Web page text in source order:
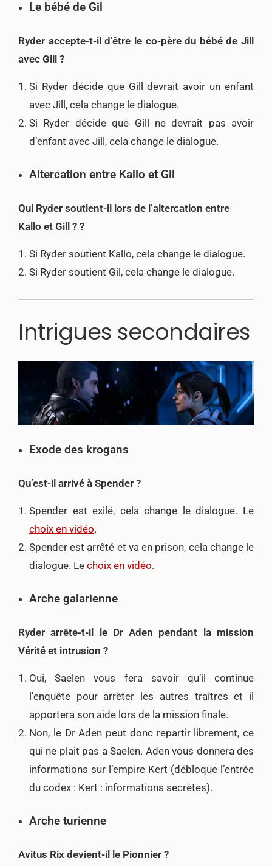
Le bébé de Gil
Ryder accepte-t-il d’être le co-père du bébé de Jill
avec Gill ?
Si Ryder décide que Gill devrait avoir un enfant
avec Jill, cela change le dialogue.
Si Ryder décide que Gill ne devrait pas avoir
d’enfant avec Jill, cela change le dialogue.
Altercation entre Kallo et Gil
Qui Ryder soutient-il lors de l’altercation entre
Kallo et Gill ? ?
Si Ryder soutient Kallo, cela change le dialogue.
Si Ryder soutient Gil, cela change le dialogue.
Intrigues secondaires
Exode des krogans
Qu’est-il arrivé à Spender ?
Spender est exilé, cela change le dialogue. Le
choix en vidéo.
Spender est arrêté et va en prison, cela change le
dialogue. Le choix en vidéo.
Arche galarienne
Ryder arrête-t-il le Dr Aden pendant la mission
Vérité et intrusion ?
Oui, Saelen vous fera savoir qu’il continue
l’enquête pour arrêter les autres traîtres et il
apportera son aide lors de la mission finale.
Non, le Dr Aden peut donc repartir librement, ce
qui ne plait pas a Saelen. Aden vous donnera des
informations sur l’empire Kert (débloque l’entrée
du codex : Kert : informations secrètes).
Arche turienne
Avitus Rix devient-il le Pionnier ?